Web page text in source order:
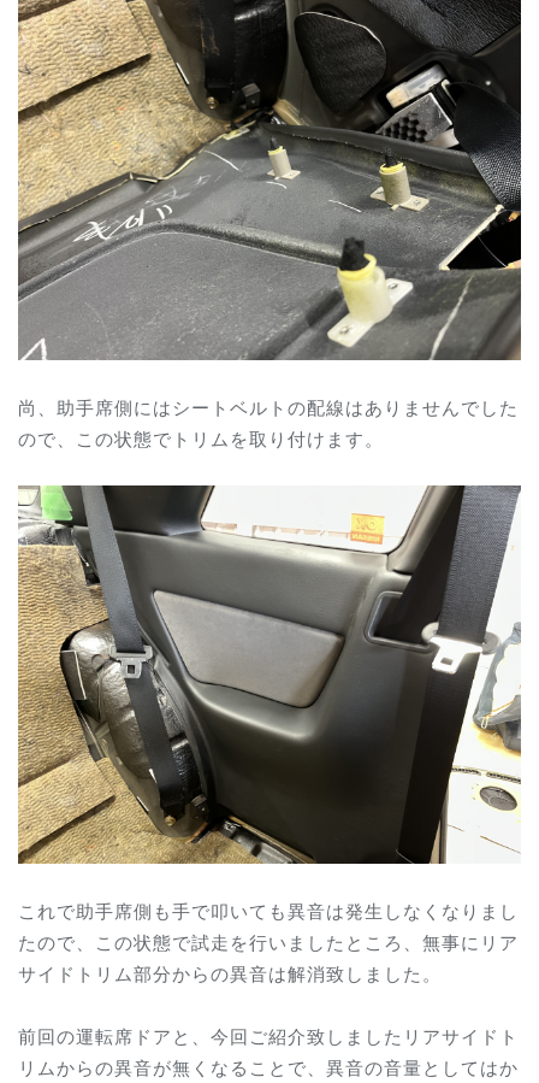
尚、助手席側にはシートベルトの配線はありませんでした
ので、この状態でトリムを取り付けます。
これで助手席側も手で叩いても異音は発生しなくなりまし
たので、この状態で試走を行いましたところ、無事にリア
サイドトリム部分からの異音は解消致しました。
前回の運転席ドアと、今回ご紹介致しましたリアサイドト
リムからの異音が無くなることで、異音の音量としてはか